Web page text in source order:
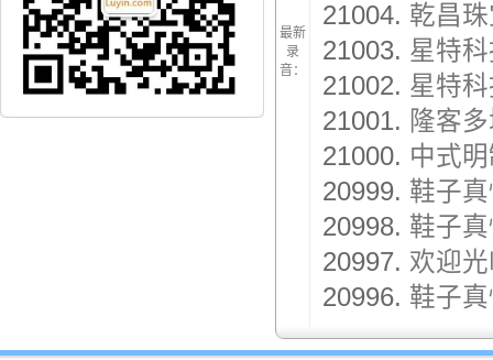
最新
录
音：
21004. 乾昌
21003. 星特
21002. 星特
21001. 隆客
21000. 中式
20999. 鞋子
20998. 鞋子
20997. 欢迎
20996. 鞋子